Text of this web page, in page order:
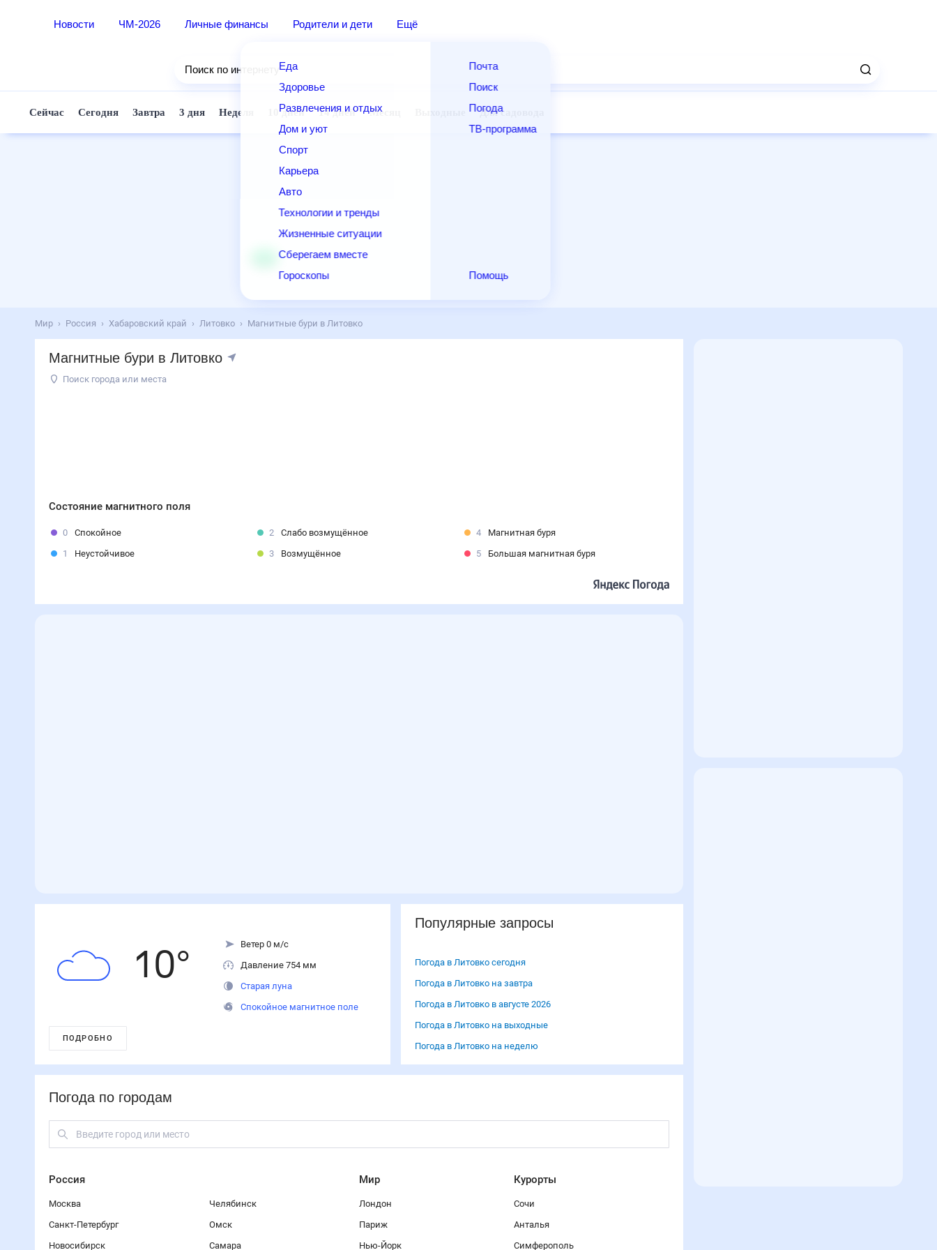
Новости ЧМ-2026 Личные финансы Родители и дети Ещё
Еда
Здоровье
Развлечения и отдых
Дом и уют
Спорт
Карьера
Авто
Технологии и тренды
Жизненные ситуации
Сберегаем вместе
Гороскопы
Почта
Поиск
Погода
ТВ-программа
Помощь
Поиск по интернету
Сейчас Сегодня Завтра 3 дня Неделя 10 дней 14 дней Месяц Для садовода
Мир Россия Хабаровский край Литовко Магнитные бури в Литовко
Магнитные бури в Литовко
Поиск города или места
Состояние магнитного поля
0
Спокойное
1
Неустойчивое
2
Слабо возмущённое
3
Возмущённое
4
Магнитная буря
5
Большая магнитная буря
10°
Ветер 0 м/с
Давление 754 мм
Старая луна
Спокойное магнитное поле
ПОДРОБНО
Популярные запросы
Погода в Литовко сегодня
Погода в Литовко на завтра
Погода в Литовко в августе 2026
Погода в Литовко на выходные
Погода в Литовко на неделю
Погода по городам
Россия
Москва
Санкт-Петербург
Новосибирск
Челябинск
Омск
Самара
Мир
Лондон
Париж
Нью-Йорк
Курорты
Сочи
Анталья
Симферополь